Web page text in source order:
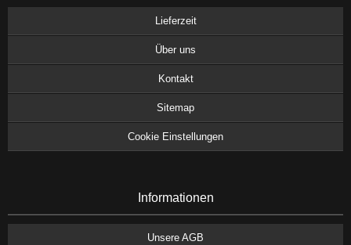
Lieferzeit
Über uns
Kontakt
Sitemap
Cookie Einstellungen
Informationen
Unsere AGB